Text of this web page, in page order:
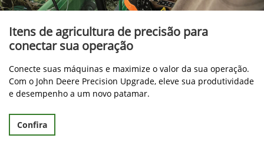
Itens de agricultura de precisão para
conectar sua operação
Conecte suas máquinas e maximize o valor da sua operação.
Com o John Deere Precision Upgrade, eleve sua produtividade
e desempenho a um novo patamar.
Confira